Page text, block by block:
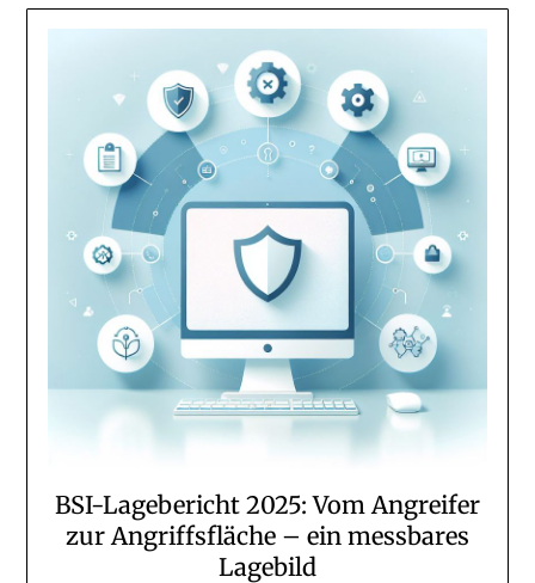
BSI-Lagebericht 2025: Vom Angreifer
zur Angriffsfläche – ein messbares
Lagebild